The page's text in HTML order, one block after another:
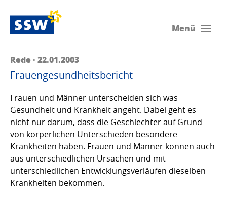
Menü
Rede · 22.01.2003
Frauengesundheitsbericht
Frauen und Männer unterscheiden sich was
Gesundheit und Krankheit angeht. Dabei geht es
nicht nur darum, dass die Geschlechter auf Grund
von körperlichen Unterschieden besondere
Krankheiten haben. Frauen und Männer können auch
aus unterschiedlichen Ursachen und mit
unterschiedlichen Entwicklungsverläufen dieselben
Krankheiten bekommen.